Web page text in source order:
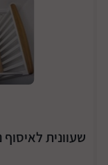
שעוונית לאיסוף